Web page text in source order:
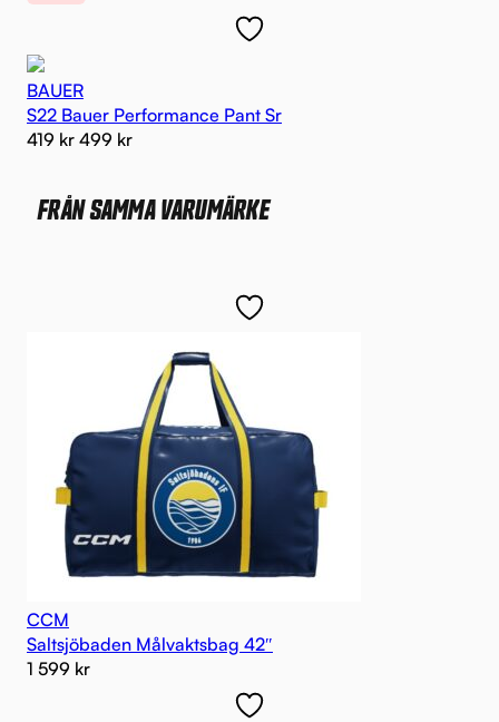
BAUER
S22 Bauer Performance Pant Sr
419 kr 499 kr
FRÅN SAMMA VARUMÄRKE
CCM
Saltsjöbaden Målvaktsbag 42″
1 599 kr